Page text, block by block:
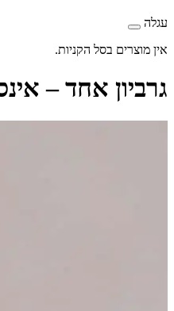
עגלה
אין מוצרים בסל הקניות.
גרביון אחד –